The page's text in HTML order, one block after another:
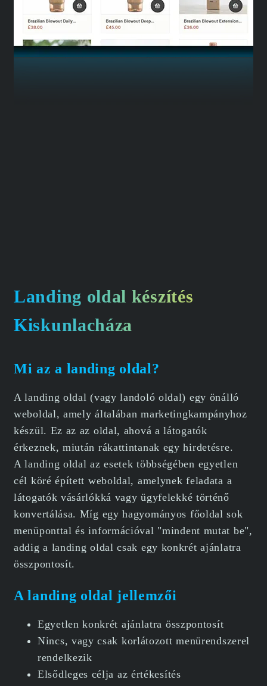
Landing oldal készítés
Kiskunlacháza
Mi az a landing oldal?
A landing oldal (vagy landoló oldal) egy önálló
weboldal, amely általában marketingkampányhoz
készül. Ez az az oldal, ahová a látogatók
érkeznek, miután rákattintanak egy hirdetésre.
A landing oldal az esetek többségében egyetlen
cél köré épített weboldal, amelynek feladata a
látogatók vásárlókká vagy ügyfelekké történő
konvertálása. Míg egy hagyományos főoldal sok
menüponttal és információval "mindent mutat be",
addig a landing oldal csak egy konkrét ajánlatra
összpontosít.
A landing oldal jellemzői
Egyetlen konkrét ajánlatra összpontosít
Nincs, vagy csak korlátozott menürendszerel
rendelkezik
Elsődleges célja az értékesítés